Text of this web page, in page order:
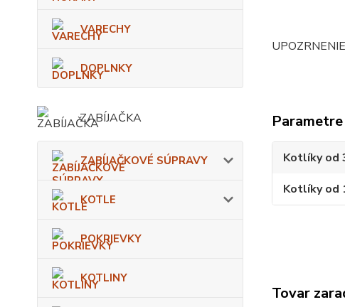
VARECHY
DOPLNKY
ZABÍJAČKA
ZABÍJAČKOVÉ SÚPRAVY
KOTLE
POKRIEVKY
KOTLINY
Parametre
Kotlíky od
Kotlíky od
Tovar